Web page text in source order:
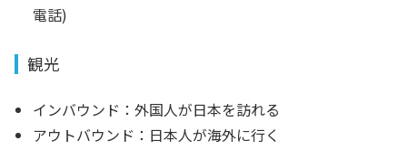
電話)
観光
インバウンド：外国人が日本を訪れる
アウトバウンド：日本人が海外に行く